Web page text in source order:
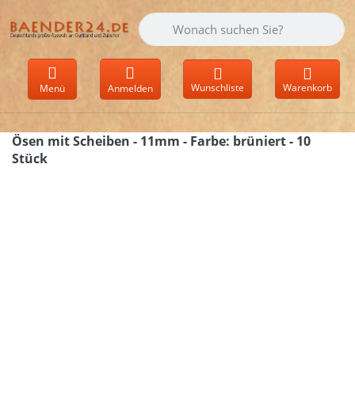
Geben Sie einen Suchbegriff ein.
Menü Anmelden Wunschliste Warenkorb
Ösen mit Scheiben - 11mm - Farbe: brüniert - 10
Stück